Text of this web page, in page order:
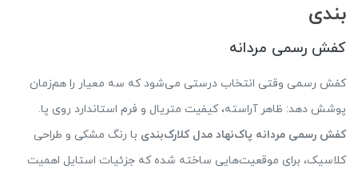
بندی
کفش رسمی مردانه
کفش رسمی وقتی انتخاب درستی می‌شود که سه معیار را هم‌زمان
پوشش دهد: ظاهر آراسته، کیفیت متریال و فرم استاندارد روی پا.
کفش رسمی مردانه پاک‌نهاد مدل کلارک‌بندی با رنگ مشکی و طراحی
کلاسیک، برای موقعیت‌هایی ساخته شده که جزئیات استایل اهمیت